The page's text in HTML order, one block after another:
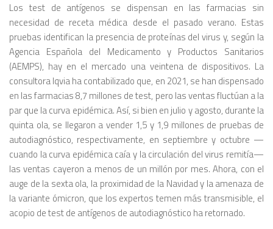
Los test de antígenos se dispensan en las farmacias sin
necesidad de receta médica desde el pasado verano. Estas
pruebas identifican la presencia de proteínas del virus y, según la
Agencia Española del Medicamento y Productos Sanitarios
(AEMPS), hay en el mercado una veintena de dispositivos. La
consultora Iqvia ha contabilizado que, en 2021, se han dispensado
en las farmacias 8,7 millones de test, pero las ventas fluctúan a la
par que la curva epidémica. Así, si bien en julio y agosto, durante la
quinta ola, se llegaron a vender 1,5 y 1,9 millones de pruebas de
autodiagnóstico, respectivamente, en septiembre y octubre —
cuando la curva epidémica caía y la circulación del virus remitía—
las ventas cayeron a menos de un millón por mes. Ahora, con el
auge de la sexta ola, la proximidad de la Navidad y la amenaza de
la variante ómicron, que los expertos temen más transmisible, el
acopio de test de antígenos de autodiagnóstico ha retornado.